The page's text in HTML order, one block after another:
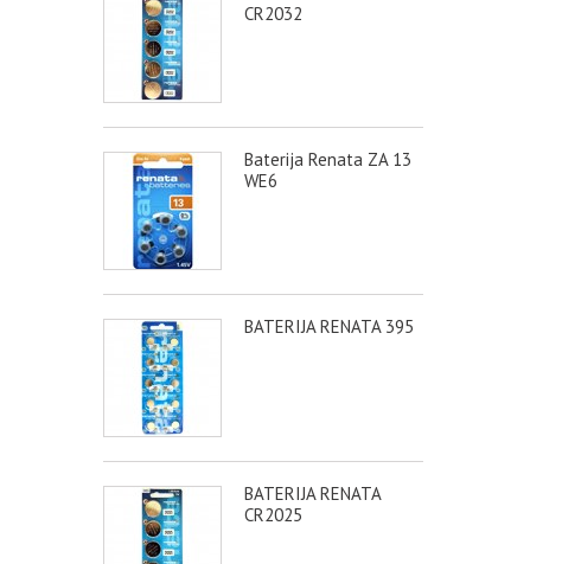
CR2032
Baterija Renata ZA 13
WE6
BATERIJA RENATA 395
BATERIJA RENATA
CR2025